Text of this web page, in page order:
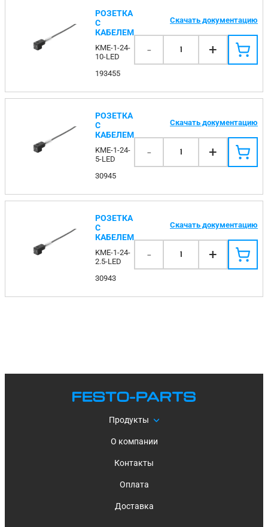
РОЗЕТКА
С
КАБЕЛЕМ
KME-1-24-
10-LED
193455
Скачать документацию
- 1 +
РОЗЕТКА
С
КАБЕЛЕМ
KME-1-24-
5-LED
30945
Скачать документацию
- 1 +
РОЗЕТКА
С
КАБЕЛЕМ
KME-1-24-
2.5-LED
30943
Скачать документацию
- 1 +
Продукты
О компании
Контакты
Оплата
Доставка